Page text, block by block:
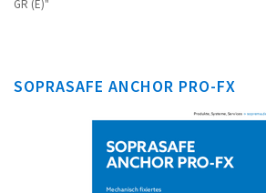
GR (E)"
SOPRASAFE ANCHOR PRO-FX